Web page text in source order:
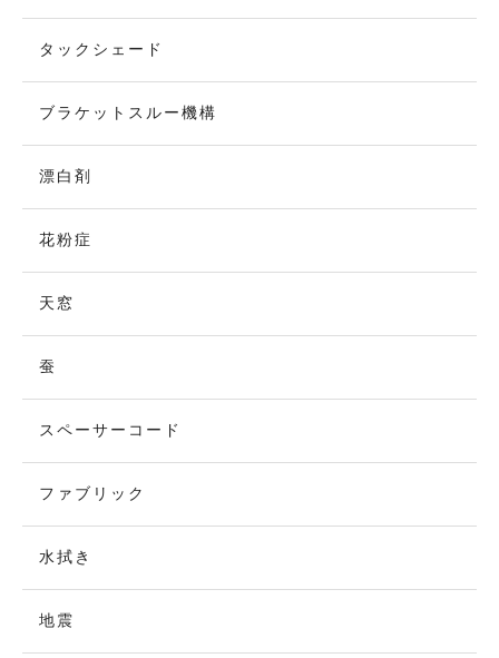
タックシェード
ブラケットスルー機構
漂白剤
花粉症
天窓
蚕
スペーサーコード
ファブリック
水拭き
地震